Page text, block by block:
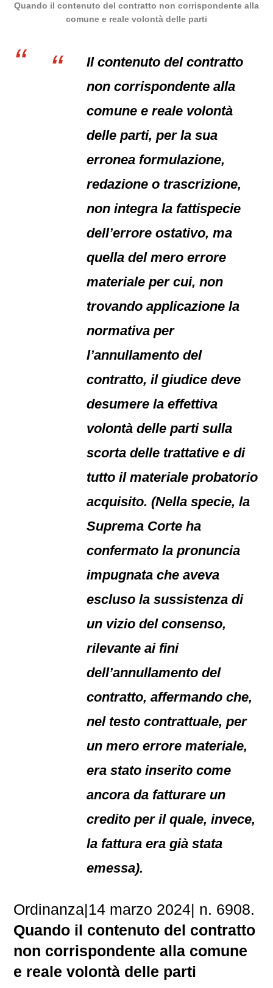
Quando il contenuto del contratto non corrispondente alla
comune e reale volontà delle parti
Il contenuto del contratto
non corrispondente alla
comune e reale volontà
delle parti, per la sua
erronea formulazione,
redazione o trascrizione,
non integra la fattispecie
dell’errore ostativo, ma
quella del mero errore
materiale per cui, non
trovando applicazione la
normativa per
l’annullamento del
contratto, il giudice deve
desumere la effettiva
volontà delle parti sulla
scorta delle trattative e di
tutto il materiale probatorio
acquisito. (Nella specie, la
Suprema Corte ha
confermato la pronuncia
impugnata che aveva
escluso la sussistenza di
un vizio del consenso,
rilevante ai fini
dell’annullamento del
contratto, affermando che,
nel testo contrattuale, per
un mero errore materiale,
era stato inserito come
ancora da fatturare un
credito per il quale, invece,
la fattura era già stata
emessa).
Ordinanza|14 marzo 2024| n. 6908.
Quando il contenuto del contratto
non corrispondente alla comune
e reale volontà delle parti